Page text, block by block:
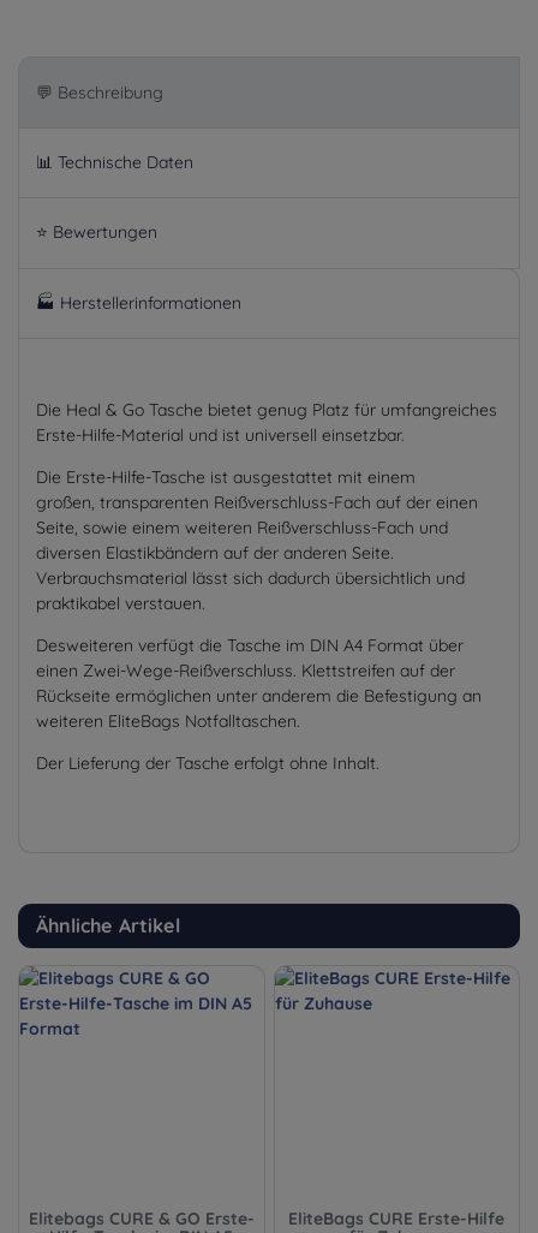
💬 Beschreibung
📊 Technische Daten
⭐ Bewertungen
🏭 Herstellerinformationen
Die Heal & Go Tasche bietet genug Platz für umfangreiches
Erste-Hilfe-Material und ist universell einsetzbar.
Die Erste-Hilfe-Tasche ist ausgestattet mit einem
großen, transparenten Reißverschluss-Fach auf der einen
Seite, sowie einem weiteren Reißverschluss-Fach und
diversen Elastikbändern auf der anderen Seite.
Verbrauchsmaterial lässt sich dadurch übersichtlich und
praktikabel verstauen.
Desweiteren verfügt die Tasche im DIN A4 Format über
einen Zwei-Wege-Reißverschluss. Klettstreifen auf der
Rückseite ermöglichen unter anderem die Befestigung an
weiteren EliteBags Notfalltaschen.
Der Lieferung der Tasche erfolgt ohne Inhalt.
Ähnliche Artikel
Elitebags CURE & GO Erste-
EliteBags CURE Erste-Hilfe